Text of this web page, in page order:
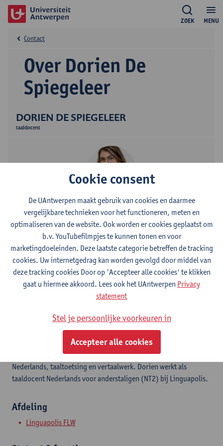
MENU
ZOEK
DORIEN DE SPIEGELEER
taaldocent
Over Dorien De
Spiegeleer
Contact
Contact
Stadscampus
Toon e-mailadres
Kleine Kauwenberg 12
2000 Antwerpen, BEL
Linguapolis, het taalinstituut van de Universiteit Antwerpen,
gelooft in de kracht van taal om talenten te versterken. Je kan bij
ons terecht voor taalcursussen, Academisch Engels en
Nederlands, taaltoetsing en vertaalwerk. Dorien werkt als
taaldocent Nederlands voor anderstaligen (NT2) bij Linguapolis.
Afdeling
Linguapolis FLW
Cookie consent
De UAntwerpen maakt gebruik van cookies en daarmee
vergelijkbare technieken voor het functioneren, meten en
optimaliseren van de website. Ook worden er cookies geplaatst om
b.v. YouTubefilmpjes te kunnen tonen en voor
marketingdoeleinden. Deze laatste categorie betreffen de tracking
cookies. Uw internetgedrag kan worden gevolgd door middel van
deze tracking cookies Door op 'Accepteer alle cookies' te klikken
gaat u hiermee akkoord. Lees ook het UAntwerpen Privacy
statement
Stel je persoonlijke voorkeuren in
Accepteer alle cookies